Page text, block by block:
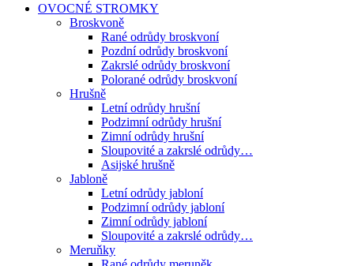
OVOCNÉ STROMKY
Broskvoně
Rané odrůdy broskvoní
Pozdní odrůdy broskvoní
Zakrslé odrůdy broskvoní
Polorané odrůdy broskvoní
Hrušně
Letní odrůdy hrušní
Podzimní odrůdy hrušní
Zimní odrůdy hrušní
Sloupovité a zakrslé odrůdy…
Asijské hrušně
Jabloně
Letní odrůdy jabloní
Podzimní odrůdy jabloní
Zimní odrůdy jabloní
Sloupovité a zakrslé odrůdy…
Meruňky